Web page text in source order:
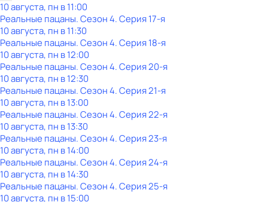
10 августа, пн в 11:00
Реальные пацаны. Сезон 4. Серия 17-я
10 августа, пн в 11:30
Реальные пацаны. Сезон 4. Серия 18-я
10 августа, пн в 12:00
Реальные пацаны. Сезон 4. Серия 20-я
10 августа, пн в 12:30
Реальные пацаны. Сезон 4. Серия 21-я
10 августа, пн в 13:00
Реальные пацаны. Сезон 4. Серия 22-я
10 августа, пн в 13:30
Реальные пацаны. Сезон 4. Серия 23-я
10 августа, пн в 14:00
Реальные пацаны. Сезон 4. Серия 24-я
10 августа, пн в 14:30
Реальные пацаны. Сезон 4. Серия 25-я
10 августа, пн в 15:00